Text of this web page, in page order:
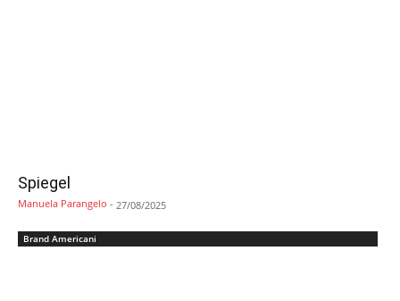
Spiegel
Manuela Parangelo - 27/08/2025
Brand Americani